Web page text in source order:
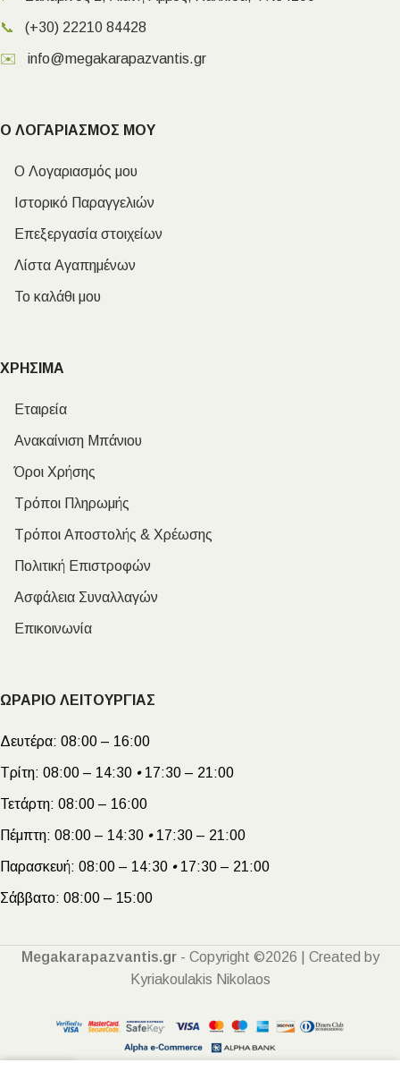
📞 (+30) 22210 84428
✉️ info@megakarapazvantis.gr
Ο ΛΟΓΑΡΙΑΣΜΟΣ ΜΟΥ
Ο Λογαριασμός μου
Ιστορικό Παραγγελιών
Επεξεργασία στοιχείων
Λίστα Αγαπημένων
Το καλάθι μου
ΧΡΗΣΙΜΑ
Εταιρεία
Ανακαίνιση Μπάνιου
Όροι Χρήσης
Τρόποι Πληρωμής
Τρόποι Αποστολής & Χρέωσης
Πολιτική Επιστροφών
Ασφάλεια Συναλλαγών
Επικοινωνία
ΩΡΑΡΙΟ ΛΕΙΤΟΥΡΓΙΑΣ
Δευτέρα: 08:00 – 16:00
Τρίτη: 08:00 – 14:30 •17:30 – 21:00
Τετάρτη: 08:00 – 16:00
Πέμπτη: 08:00 – 14:30 •17:30 – 21:00
Παρασκευή: 08:00 – 14:30 •17:30 – 21:00
Σάββατο: 08:00 – 15:00
Megakarapazvantis.gr- Copyright ©2026 | Created by
Kyriakoulakis Nikolaos